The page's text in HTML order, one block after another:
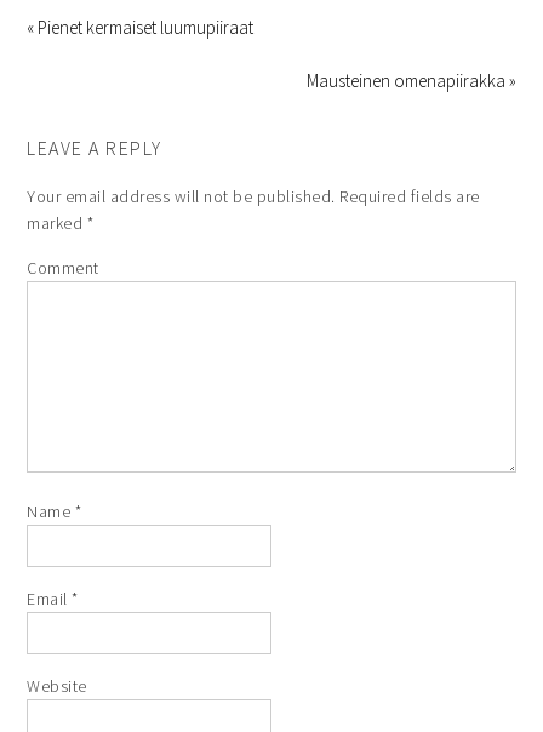
« Pienet kermaiset luumupiiraat
Mausteinen omenapiirakka »
LEAVE A REPLY
Your email address will not be published. Required fields are
marked *
Comment
Name *
Email*
Website